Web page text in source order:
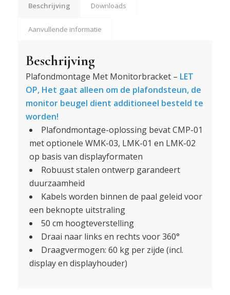
Beschrijving Downloads
Aanvullende informatie
Beschrijving
Plafondmontage Met Monitorbracket – LET
OP, Het gaat alleen om de plafondsteun, de
monitor beugel dient additioneel besteld te
worden!
Plafondmontage-oplossing bevat CMP-01
met optionele WMK-03, LMK-01 en LMK-02
op basis van displayformaten
Robuust stalen ontwerp garandeert
duurzaamheid
Kabels worden binnen de paal geleid voor
een beknopte uitstraling
50 cm hoogteverstelling
Draai naar links en rechts voor 360°
Draagvermogen: 60 kg per zijde (incl.
display en displayhouder)